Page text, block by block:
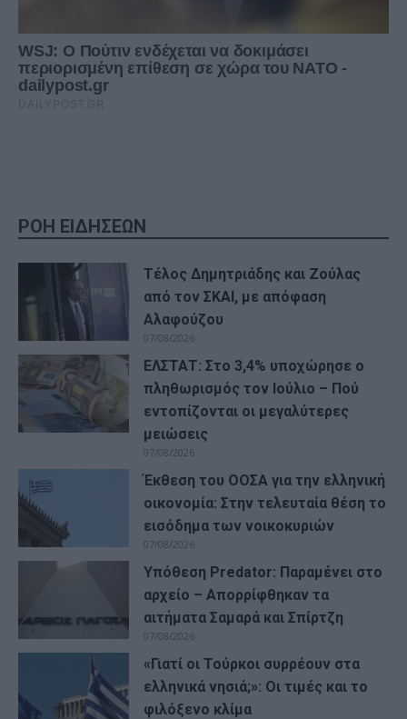
ΡΟΗ ΕΙΔΗΣΕΩΝ
Τέλος Δημητριάδης και Ζούλας
από τον ΣΚΑΙ, με απόφαση
Αλαφούζου
07/08/2026
ΕΛΣΤΑΤ: Στο 3,4% υποχώρησε ο
πληθωρισμός τον Ιούλιο – Πού
εντοπίζονται οι μεγαλύτερες
μειώσεις
07/08/2026
Έκθεση του ΟΟΣΑ για την ελληνική
οικονομία: Στην τελευταία θέση το
εισόδημα των νοικοκυριών
07/08/2026
Υπόθεση Predator: Παραμένει στο
αρχείο – Απορρίφθηκαν τα
αιτήματα Σαμαρά και Σπίρτζη
07/08/2026
«Γιατί οι Τούρκοι συρρέουν στα
ελληνικά νησιά;»: Οι τιμές και το
φιλόξενο κλίμα